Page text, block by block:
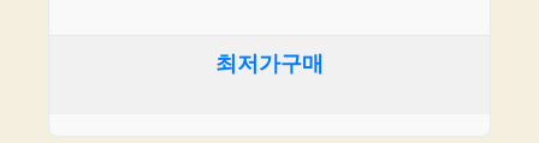
최저가구매